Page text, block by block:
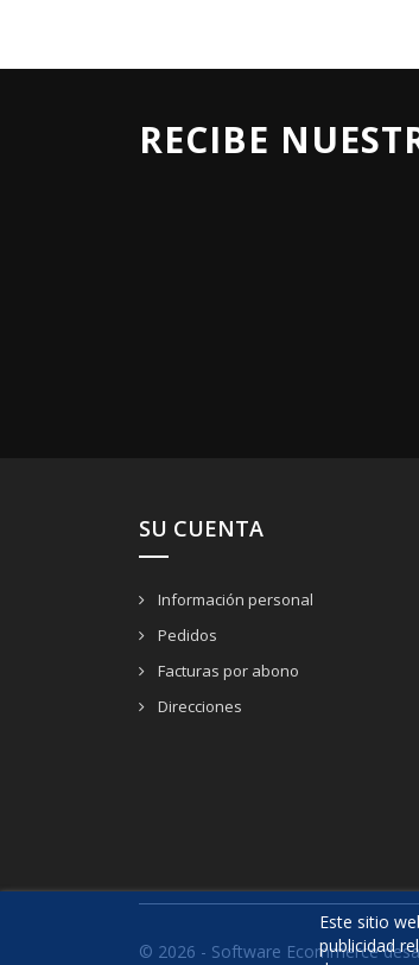
RECIBE
SU CUENTA
Información personal
Pedidos
Facturas por abono
Direcciones
Este sitio
publicidad
© 2026 - Software Ecommerce